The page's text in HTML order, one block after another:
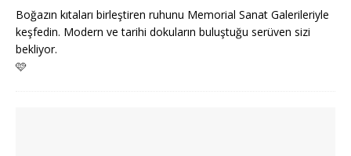
Boğazın kıtaları birleştiren ruhunu Memorial Sanat Galerileriyle
keşfedin. Modern ve tarihi dokuların buluştuğu serüven sizi
bekliyor.
🩷